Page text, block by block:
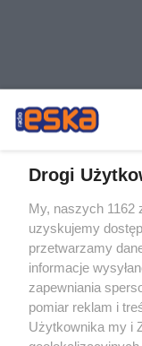
Drogi
My, naszych 1162
uzyskujemy
przetwarzamy
informacje
zapewniania
pomiar reklam i
Użytkownika my i